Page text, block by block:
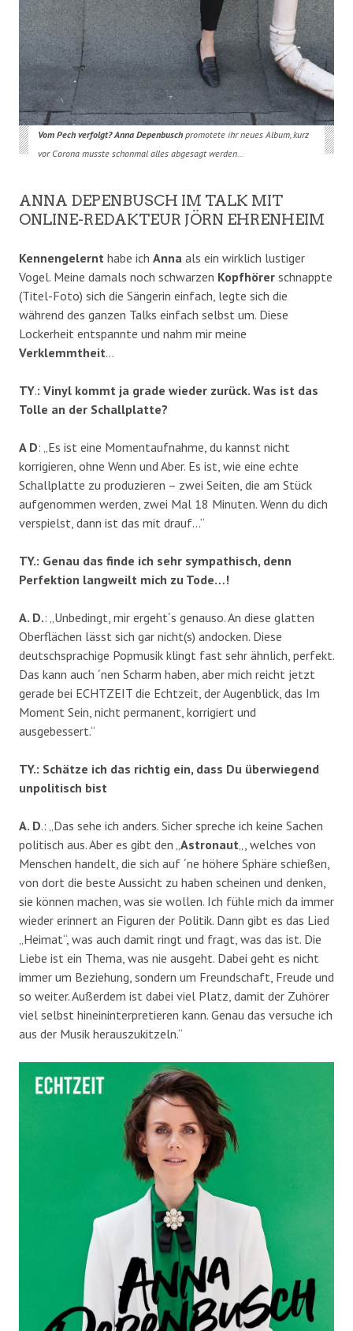
Vom Pech verfolgt? Anna Depenbuschpromotete ihr neues Album, kurz
vor Corona musste schonmal alles abgesagt werden…
ANNA DEPENBUSCH IM TALK MIT
ONLINE-REDAKTEUR JÖRN EHRENHEIM
Kennengelernt habe ich Anna als ein wirklich lustiger
Vogel. Meine damals noch schwarzen Kopfhörer schnappte
(Titel-Foto) sich die Sängerin einfach, legte sich die
während des ganzen Talks einfach selbst um. Diese
Lockerheit entspannte und nahm mir meine
Verklemmtheit…
TY.: Vinyl kommt ja grade wieder zurück. Was ist das
Tolle an der Schallplatte?
A D: „Es ist eine Momentaufnahme, du kannst nicht
korrigieren, ohne Wenn und Aber. Es ist, wie eine echte
Schallplatte zu produzieren – zwei Seiten, die am Stück
aufgenommen werden, zwei Mal 18 Minuten. Wenn du dich
verspielst, dann ist das mit drauf…“
TY.: Genau das finde ich sehr sympathisch, denn
Perfektion langweilt mich zu Tode…!
A. D.: „Unbedingt, mir ergeht´s genauso. An diese glatten
Oberflächen lässt sich gar nicht(s) andocken. Diese
deutschsprachige Popmusik klingt fast sehr ähnlich, perfekt.
Das kann auch ´nen Scharm haben, aber mich reicht jetzt
gerade bei ECHTZEIT die Echtzeit, der Augenblick, das Im
Moment Sein, nicht permanent, korrigiert und
ausgebessert.“
TY.: Schätze ich das richtig ein, dass Du überwiegend
unpolitisch bist
A. D.: „Das sehe ich anders. Sicher spreche ich keine Sachen
politisch aus. Aber es gibt den „Astronaut„, welches von
Menschen handelt, die sich auf ´ne höhere Sphäre schießen,
von dort die beste Aussicht zu haben scheinen und denken,
sie können machen, was sie wollen. Ich fühle mich da immer
wieder erinnert an Figuren der Politik. Dann gibt es das Lied
„Heimat“, was auch damit ringt und fragt, was das ist. Die
Liebe ist ein Thema, was nie ausgeht. Dabei geht es nicht
immer um Beziehung, sondern um Freundschaft, Freude und
so weiter. Außerdem ist dabei viel Platz, damit der Zuhörer
viel selbst hineininterpretieren kann. Genau das versuche ich
aus der Musik herauszukitzeln.“